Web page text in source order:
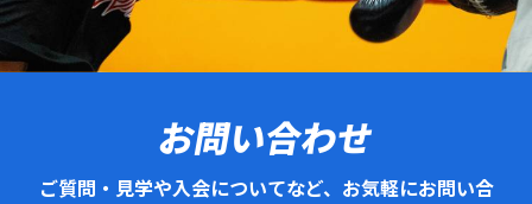
お問い合わせ
ご質問・見学や入会についてなど、お気軽にお問い合